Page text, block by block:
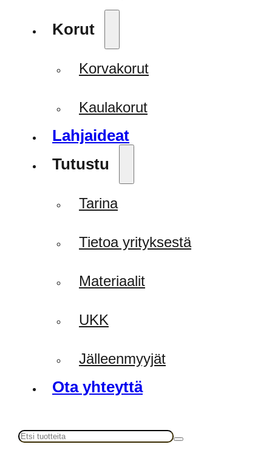
Korut
Korvakorut
Kaulakorut
Lahjaideat
Tutustu
Tarina
Tietoa yrityksestä
Materiaalit
UKK
Jälleenmyyjät
Ota yhteyttä
Haku